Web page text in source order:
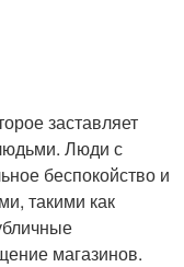
заставляет
Люди с
беспокойство и
такими как
магазинов.